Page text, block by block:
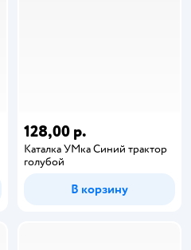
128,00 р.
Каталка УМка Синий трактор
голубой
В корзину